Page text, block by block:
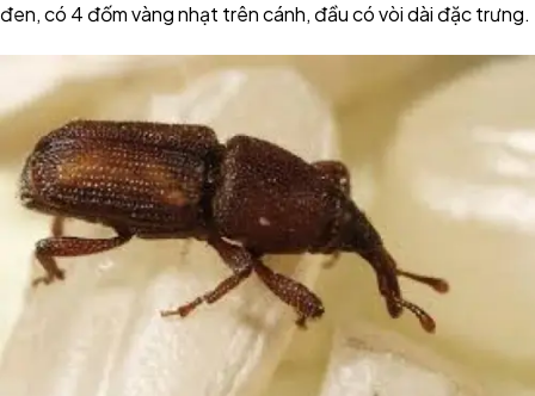
đen, có 4 đốm vàng nhạt trên cánh, đầu có vòi dài đặc trưng.